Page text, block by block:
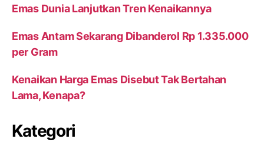
Emas Dunia Lanjutkan Tren Kenaikannya
Emas Antam Sekarang Dibanderol Rp 1.335.000
per Gram
Kenaikan Harga Emas Disebut Tak Bertahan
Lama, Kenapa?
Kategori